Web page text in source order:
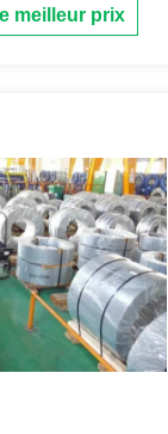
meilleur prix